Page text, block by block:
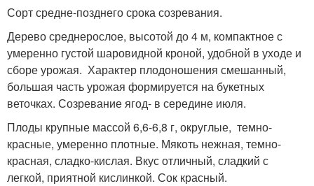
Сорт средне-позднего срока созревания.
Дерево среднерослое, высотой до 4 м, компактное с
умеренно густой шаровидной кроной, удобной в уходе и
сборе урожая. Характер плодоношения смешанный,
большая часть урожая формируется на букетных
веточках. Созревание ягод- в середине июля.
Плоды крупные массой 6,6-6,8 г, округлые, темно-
красные, умеренно плотные. Мякоть нежная, темно-
красная, сладко-кислая. Вкус отличный, сладкий с
легкой, приятной кислинкой. Сок красный.